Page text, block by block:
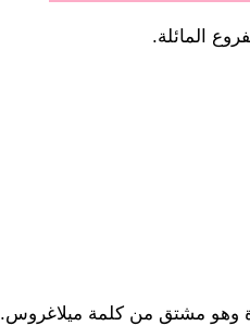
المائلة.
وهو مشتق من كلمة ميلاغروس.